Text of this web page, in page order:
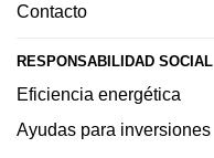
Contacto
RESPONSABILIDAD SOCIAL
Eficiencia energética
Ayudas para inversiones